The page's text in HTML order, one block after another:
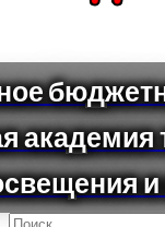
Поиск